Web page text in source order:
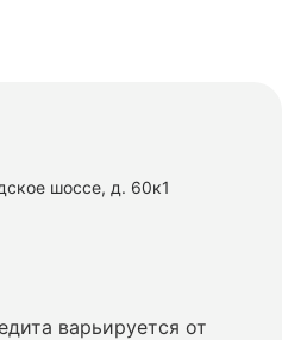
шоссе, д. 60к1
варьируется от